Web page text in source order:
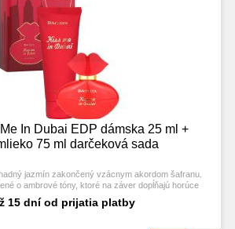
In Dubai EDP dámska 25 ml +
75 ml darčeková sada
jazmín zakončený vzácnym akordom šafranu.
o ambrové tóny, ktoré na záver dopĺňajú horúce
akordy cédrového dreva.
15 dní od prijatia platby